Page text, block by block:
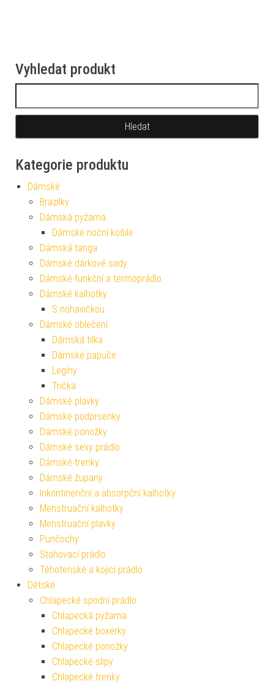
Vyhledat produkt
Kategorie produktu
Dámské
Brazilky
Dámská pyžama
Dámské noční košile
Dámská tanga
Dámské dárkové sady
Dámské funkční a termoprádlo
Dámské kalhotky
S nohavičkou
Dámské oblečení
Dámská tílka
Dámské papuče
Legíny
Trička
Dámské plavky
Dámské podprsenky
Dámské ponožky
Dámské sexy prádlo
Dámské trenky
Dámské župany
Inkontinenční a absorpční kalhotky
Menstruační kalhotky
Menstruační plavky
Punčochy
Stahovací prádlo
Těhotenské a kojicí prádlo
Dětské
Chlapecké spodní prádlo
Chlapecká pyžama
Chlapecké boxerky
Chlapecké ponožky
Chlapecké slipy
Chlapecké trenky